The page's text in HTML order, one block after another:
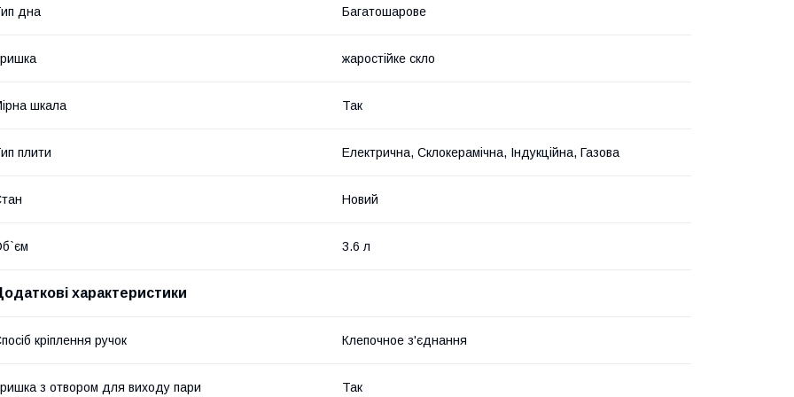
дна Багатошарове
жаростійке скло
шкала Так
плити Електрична, Склокерамічна, Індукційна, Газова
Новий
3.6 л
характеристики
кріплення ручок Клепочное з'єднання
з отвором для виходу пари Так